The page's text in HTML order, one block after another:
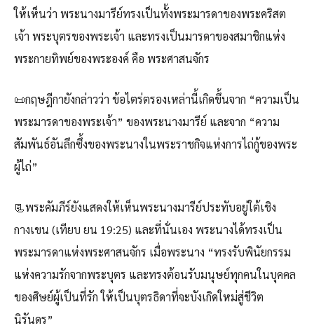
ให้เห็นว่า พระนางมารีย์ทรงเป็นทั้งพระมารดาของพระคริสต
เจ้า พระบุตรของพระเจ้า และทรงเป็นมารดาของสมาชิกแห่ง
พระกายทิพย์ของพระองค์ คือ พระศาสนจักร
📜กฤษฎีกายังกล่าวว่า ข้อไตร่ตรองเหล่านี้เกิดขึ้นจาก “ความเป็น
พระมารดาของพระเจ้า” ของพระนางมารีย์ และจาก “ความ
สัมพันธ์อันลึกซึ้งของพระนางในพระราชกิจแห่งการไถ่กู้ของพระ
ผู้ไถ่”
📃พระคัมภีร์ยังแสดงให้เห็นพระนางมารีย์ประทับอยู่ใต้เชิง
กางเขน (เทียบ ยน 19:25) และที่นั่นเอง พระนางได้ทรงเป็น
พระมารดาแห่งพระศาสนจักร เมื่อพระนาง “ทรงรับพินัยกรรม
แห่งความรักจากพระบุตร และทรงต้อนรับมนุษย์ทุกคนในบุคคล
ของศิษย์ผู้เป็นที่รัก ให้เป็นบุตรธิดาที่จะบังเกิดใหม่สู่ชีวิต
นิรันดร”